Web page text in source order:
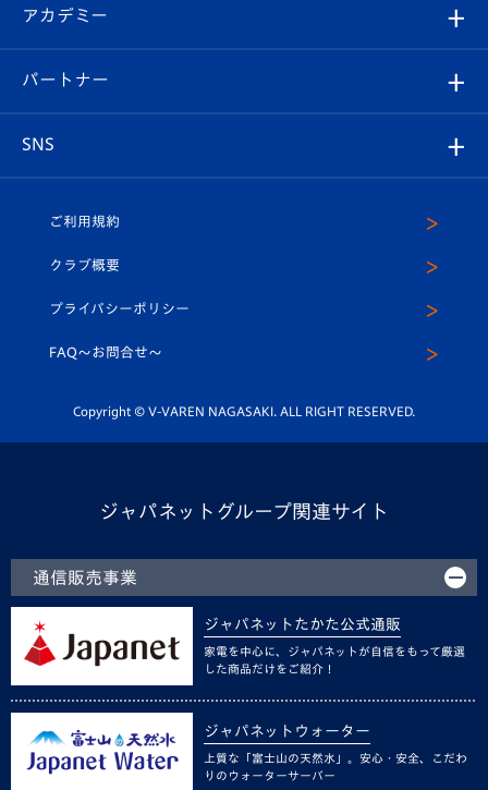
イベント
メディア
ホームタウン
スタッフプロフィール
マスコット紹介
平和祈念活動
ホームタウン活動
ヴィヴィくんの長崎おもてなしガイド
スタジアムグルメ
V-LOVERS（ファンクラブ）
プレイヤーズスイート
オンラインショップ
店舗情報
アカデミー
育成からのお知らせ
U-18
スクール
パートナー
SNS
ヴィヴィくんインスタグラム
公式LINE＠
ご利用規約
クラブ概要
プライバシーポリシー
FAQ〜お問合せ〜
Copyright © V-VAREN NAGASAKI. ALL RIGHT RESERVED.
ジャパネットグループ関連サイト
通信販売事業
ジャパネットたかた公式通販
家電を中心に、ジャパネットが自信をもって厳選
した商品だけをご紹介！
ジャパネットウォーター
上質な「富士山の天然水」。安心・安全、こだわ
りのウォーターサーバー